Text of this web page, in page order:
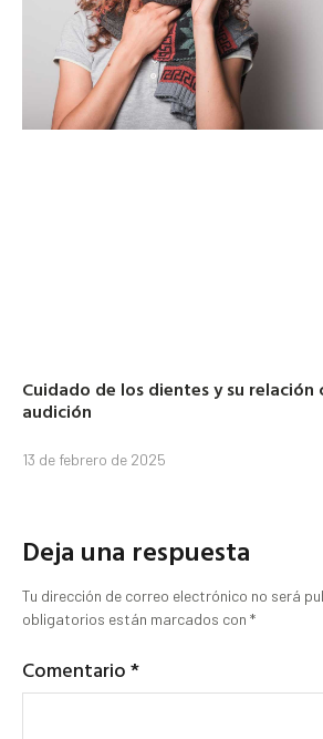
Cuidado de los dientes y su
audición
13 de febrero de 2025
Deja una respuesta
Tu dirección de correo electrónico no será
obligatorios están marcados con *
Comentario*